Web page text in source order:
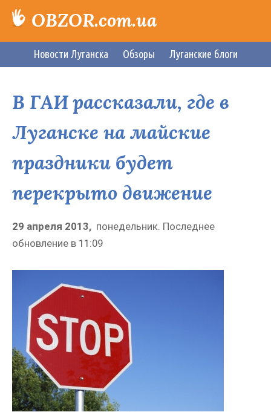
OBZOR.com.ua
Новости Луганска Обзоры Луганские блоги
В ГАИ рассказали, где в
Луганске на майские
праздники будет
перекрыто движение
29 апреля 2013, понедельник. Последнее
обновление в 11:09